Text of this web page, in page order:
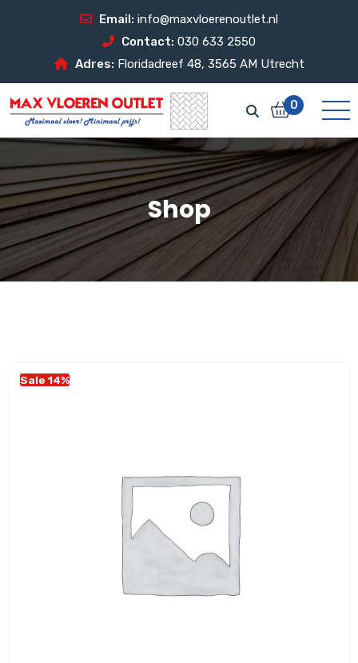
Email: info@maxvloerenoutlet.nl
Contact: 030 633 2550
Adres: Floridadreef 48, 3565 AM Utrecht
0
Shop
Sale 14%